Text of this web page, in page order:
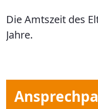
Die Amtszeit des
Jahre.